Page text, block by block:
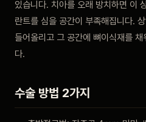
비포 애프터
공지사항
있습니다. 치아를 오래 방치하면 이
란트를 심을 공간이 부족해집니다.
들어올리고 그 공간에 뼈이식재를
다.
수술 방법 2가지